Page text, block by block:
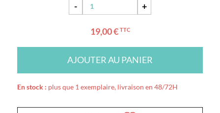
- +
19,00 € TTC
AJOUTER AU PANIER
En stock : plus que 1 exemplaire, livraison en 48/72H